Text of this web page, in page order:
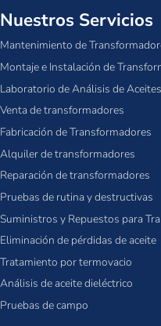
Nuestros Servicios
Mantenimiento de
Montaje e Instalación de
Laboratorio de Análisis de
Venta de transformadores
Fabricación de Transformadores
Alquiler de transformadores
Reparación de transformadores
Pruebas de rutina y destructivas
Suministros y Repuestos para
Eliminación de pérdidas de aceite
Tratamiento por termovacio
Análisis de aceite dieléctrico
Pruebas de campo